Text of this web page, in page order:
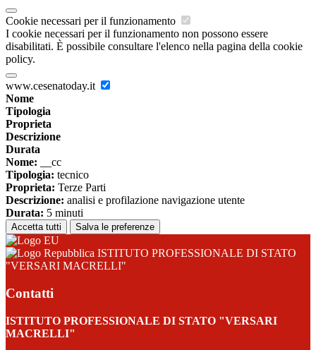
Cookie necessari per il funzionamento
I cookie necessari per il funzionamento non possono essere
disabilitati. È possibile consultare l'elenco nella pagina della cookie
policy.
www.cesenatoday.it
Nome
Tipologia
Proprieta
Descrizione
Durata
Nome: __cc
Tipologia: tecnico
Proprieta: Terze Parti
Descrizione: analisi e profilazione navigazione utente
Durata: 5 minuti
Accetta tutti Salva le preferenze
ISTITUTO PROFESSIONALE DI STATO
"VERSARI MACRELLI"
Contatti
ISTITUTO PROFESSIONALE DI STATO "VERSARI
MACRELLI"